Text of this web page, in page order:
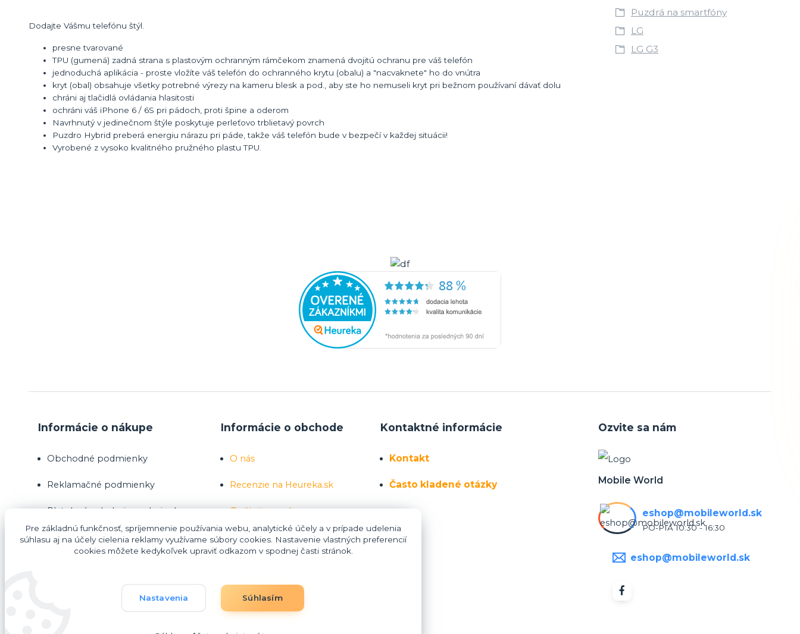
Dodajte Vášmu telefónu štýl.
presne tvarované
TPU (gumená) zadná strana s plastovým ochranným rámčekom znamená dvojitú ochranu pre váš telefón
jednoduchá aplikácia - proste vložíte váš telefón do ochranného krytu (obalu) a "nacvaknete" ho do vnútra
kryt (obal) obsahuje všetky potrebné výrezy na kameru blesk a pod., aby ste ho nemuseli kryt pri bežnom používaní dávať dolu
chráni aj tlačidlá ovládania hlasitosti
ochráni váš iPhone 6 / 6S pri pádoch, proti špine a oderom
Navrhnutý v jedinečnom štýle poskytuje perleťovo trblietavý povrch
Puzdro Hybrid preberá energiu nárazu pri páde, takže váš telefón bude v bezpečí v každej situácii!
Vyrobené z vysoko kvalitného pružného plastu TPU.
Puzdrá na smartfóny
LG
LG G3
Informácie o nákupe
Obchodné podmienky
Reklamačné podmienky
Platobné a dodacie podmienky
Ako nakupovať
Informácie o obchode
O nás
Recenzie na Heureka.sk
Opýtajte sa nás
Kontaktné informácie
Kontakt
Často kladené otázky
Ozvite sa nám
Mobile World
eshop@mobileworld.sk
PO-PIA 10:30 - 16:30
eshop@mobileworld.sk
Pre základnú funkčnosť, spríjemnenie používania webu, analytické účely a v prípade udelenia
súhlasu aj na účely cielenia reklamy využívame súbory cookies. Nastavenie vlastných preferencií
cookies môžete kedykoľvek upraviť odkazom v spodnej časti stránok.
Nastavenia Súhlasím